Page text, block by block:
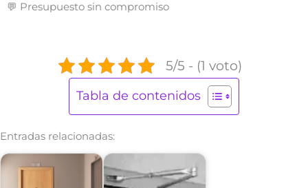
💬 Presupuesto sin compromiso
5/5 - (1 voto)
Tabla de contenidos
Entradas relacionadas: